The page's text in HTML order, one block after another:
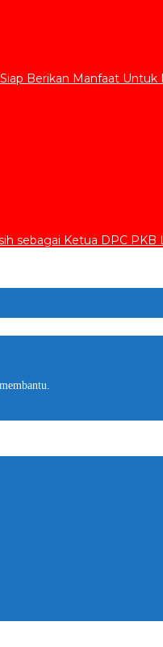
Berikan Manfaat Untuk
sebagai Ketua DPC PKB